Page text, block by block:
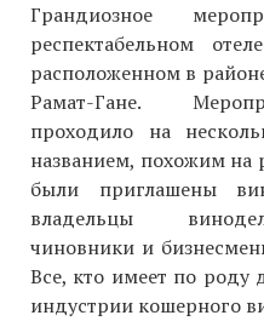
Грандиозное
респектабельном
расположенном в
Рамат-Гане.
проходило на
названием, похожим на
были приглашены
владельцы
чиновники и
Все, кто имеет по роду
индустрии кошерного